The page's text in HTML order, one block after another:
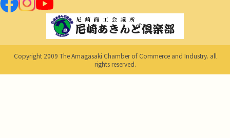
Copyright 2009 The Amagasaki Chamber of Commerce and Industry. all
rights reserved.